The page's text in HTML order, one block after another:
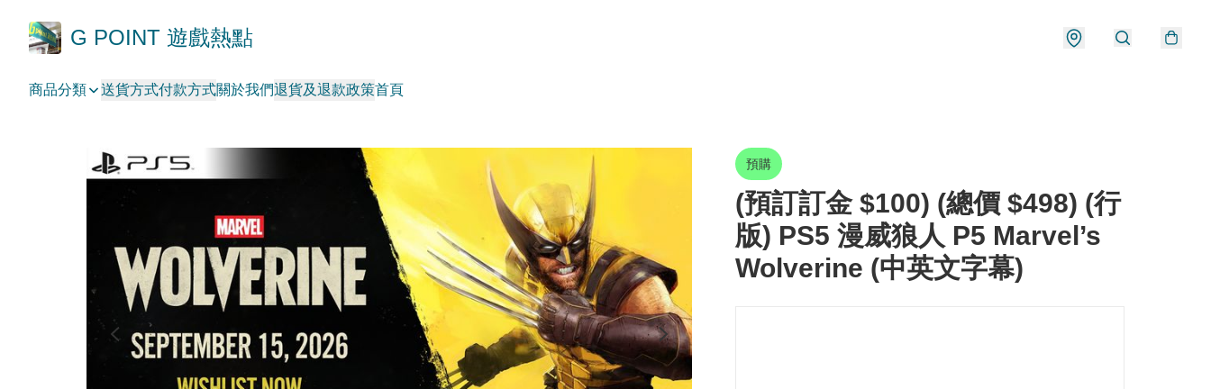
G POINT 遊戲熱點
商品分類 送貨方式付款方式關於我們退貨及退款政策首頁
預購
(預訂訂金 $100) (總價 $498) (行
版) PS5 漫威狼人 P5 Marvel’s
Wolverine (中英文字幕)